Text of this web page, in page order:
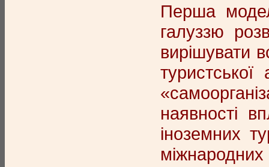
Перша
галуззю
вирішувати
наявності
іноземних